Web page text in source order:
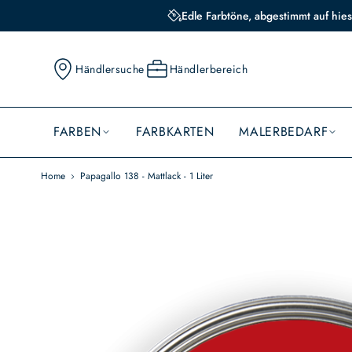
Edle Farbtöne, abgestimmt auf
Händlersuche Händlerbereich
FARBEN FARBKARTEN MALERBEDARF
Home Papagallo 138 - Mattlack - 1 Liter